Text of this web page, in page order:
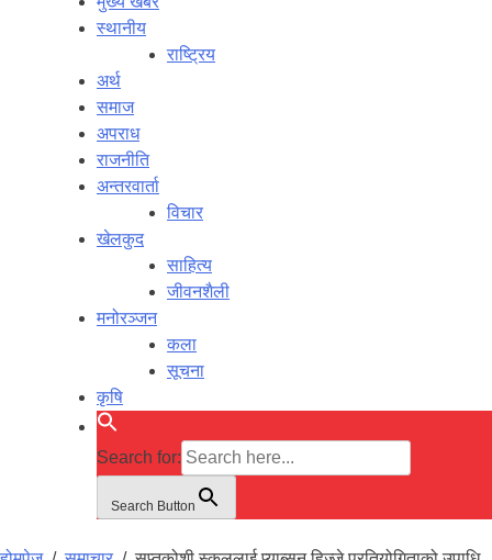
स्थानीय
राष्ट्रिय
अर्थ
समाज
अपराध
राजनीति
अन्तरवार्ता
विचार
खेलकुद
साहित्य
जीवनशैली
मनोरञ्जन
कला
सूचना
कृषि
Search for:
Search Button